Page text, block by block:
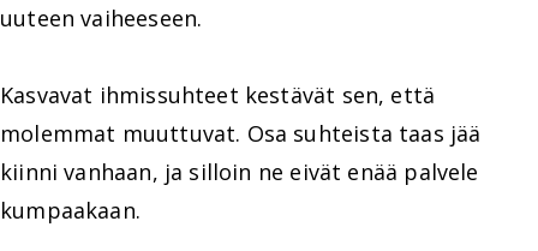
uuteen vaiheeseen.
Kasvavat ihmissuhteet kestävät sen, että
molemmat muuttuvat. Osa suhteista taas jää
kiinni vanhaan, ja silloin ne eivät enää palvele
kumpaakaan.